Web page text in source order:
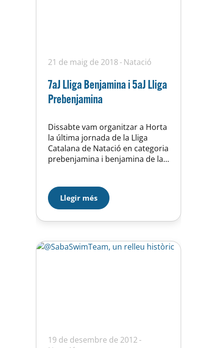
21 de maig de 2018 Natació
7aJ Lliga Benjamina i 5aJ Lliga
Prebenjamina
Dissabte vam organitzar a Horta
la última jornada de la Lliga
Catalana de Natació en categoria
prebenjamina i benjamina de la
CN Terrassa i UE Horta. Els
nedadors i nedadores han
competit en les següents proves:
2010: 50m. lliures i 4×25 estils
i…
Llegir més
19 de desembre de 2012